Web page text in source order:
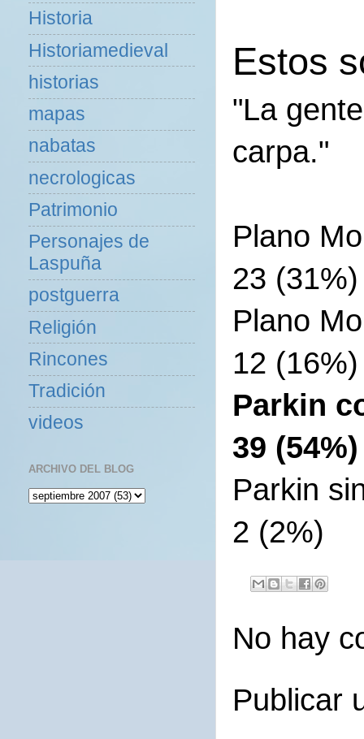
Estos
"La
carpa."
Plano
23 (31%)
Plano
12 (16%)
Parkin
39 (54%)
Parkin
2 (2%)
No hay
Publicar
Historia
Historiamedieval
historias
mapas
nabatas
necrologicas
Patrimonio
Personajes de
Laspuña
postguerra
Religión
Rincones
Tradición
videos
ARCHIVO DEL BLOG